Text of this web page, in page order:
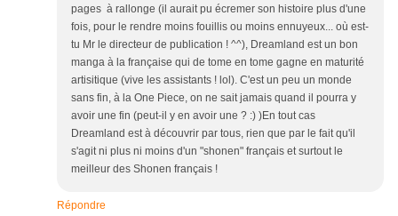
pages à rallonge (il aurait pu écremer son histoire plus d'une
fois, pour le rendre moins fouillis ou moins ennuyeux... où est-
tu Mr le directeur de publication ! ^^), Dreamland est un bon
manga à la française qui de tome en tome gagne en maturité
artisitique (vive les assistants ! lol). C'est un peu un monde
sans fin, à la One Piece, on ne sait jamais quand il pourra y
avoir une fin (peut-il y en avoir une ? :) )En tout cas
Dreamland est à découvrir par tous, rien que par le fait qu'il
s'agit ni plus ni moins d'un "shonen" français et surtout le
meilleur des Shonen français !
Répondre